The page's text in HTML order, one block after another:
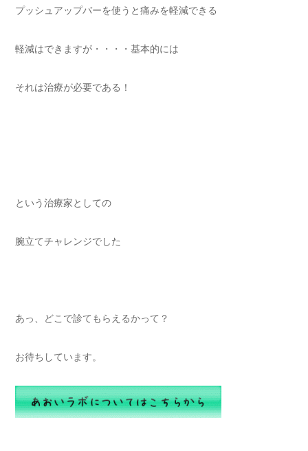
プッシュアップバーを使うと痛みを軽減できる
軽減はできますが・・・・基本的には
それは治療が必要である！
という治療家としての
腕立てチャレンジでした
あっ、どこで診てもらえるかって？
お待ちしています。